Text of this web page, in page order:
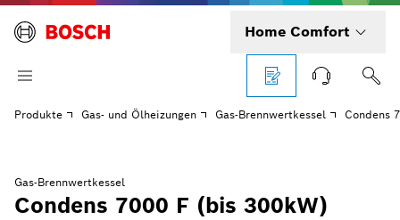
Home Comfort
Produkte Gas- und Ölheizungen Gas-Brennwertkessel Condens
Gas-Brennwertkessel
Condens 7000 F (bis 300kW)